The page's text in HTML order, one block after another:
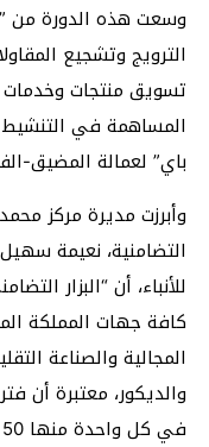
وسعت هذه الدورة من ”
الترويج وتشجيع
تسويق منتجات وخدمات
المساهمة في
باي” لعمالة المضيق-
وأبرزت مديرة مركز
التضامنية، نعيمة
كافة جهات المملكة
المجالية والصناعة
والديكور، معتبرة أن
في كل واحدة منها 50 عارضا على مدى شهر.